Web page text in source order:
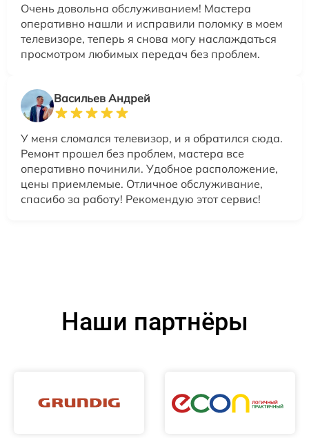
Очень довольна обслуживанием! Мастера
оперативно нашли и исправили поломку в моем
телевизоре, теперь я снова могу наслаждаться
просмотром любимых передач без проблем.
Васильев Андрей
У меня сломался телевизор, и я обратился сюда.
Ремонт прошел без проблем, мастера все
оперативно починили. Удобное расположение,
цены приемлемые. Отличное обслуживание,
спасибо за работу! Рекомендую этот сервис!
Наши партнёры